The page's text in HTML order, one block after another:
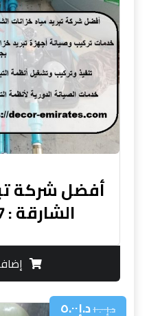
أفضل شركة
الشارقة : 0521606327
د.إ١٠.٠٠د.إ٥.٠٠